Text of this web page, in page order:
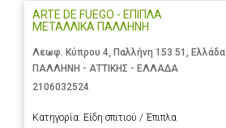
ARTE DE FUEGO - ΕΠΙΠΛΑ
ΜΕΤΑΛΛΙΚΑ ΠΑΛΛΗΝΗ
Λεωφ. Κύπρου 4, Παλλήνη 153 51, Ελλάδα
ΠΑΛΛΗΝΗ - ΑΤΤΙΚΗΣ - ΕΛΛΑΔΑ
2106032524
Κατηγορία: Είδη σπιτιού / Έπιπλα